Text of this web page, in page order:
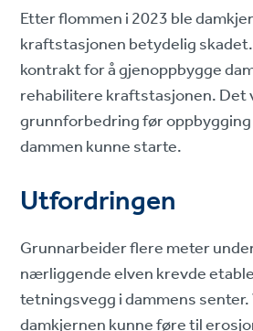
Etter flommen i 2023 ble
kraftstasjonen betydelig
kontrakt for å gjenoppbygge
rehabilitere kraftstasjonen. Det
grunnforbedring før oppbygging
dammen kunne starte.
Utfordringen
Grunnarbeider flere meter
nærliggende elven krevde
tetningsvegg i dammens